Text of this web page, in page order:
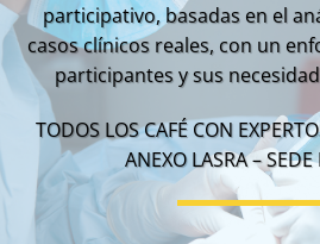
participativo, basadas en el
casos clínicos reales, con un
participantes y sus
TODOS LOS CAFÉ CON
ANEXO LASRA – SEDE